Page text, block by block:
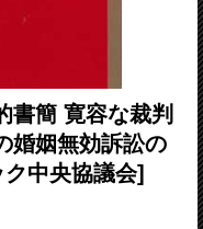
書簡 寛容な裁判
姻無効訴訟の
中央協議会]